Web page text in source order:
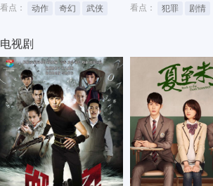
看点：
动作 奇幻 武侠
看点：
犯罪 剧情
电视剧